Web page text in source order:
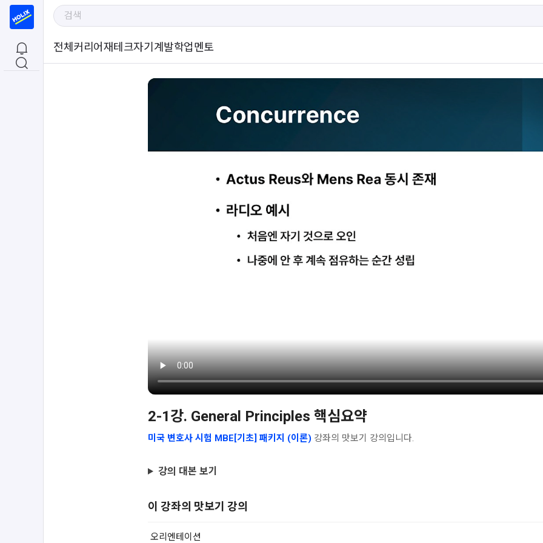
전체 커리어재테크자기계발학업멘토
2-1강. General Principles 핵심요약
미국 변호사 시험 MBE[기초] 패키지 (이론) 강좌의 맛보기 강의입니다.
강의 대본 보기
이 강좌의 맛보기 강의
오리엔테이션